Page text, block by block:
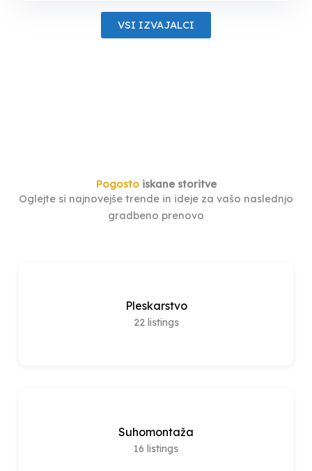
VSI IZVAJALCI
Pogostoiskane storitve
Oglejte si najnovejše trende in ideje za vašo naslednjo
gradbeno prenovo
Pleskarstvo
22 listings
Suhomontaža
16 listings